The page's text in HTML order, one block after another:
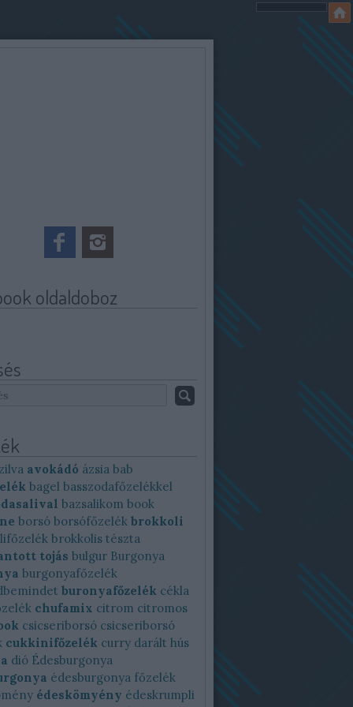
oldaldoboz
avokádó ázsia bab
bagel basszodafőzelékkel
bazsalikom book
borsó borsófőzelék brokkoli
brokkolis tészta
tojás bulgur Burgonya
burgonyafőzelék
buronyafőzelék cékla
chufamix citrom citromos
csicseriborsó csicseriborsó
cukkinifőzelék curry darált hús
dió Édesburgonya
édesburgonya főzelék
édeskömyény édeskrumpli